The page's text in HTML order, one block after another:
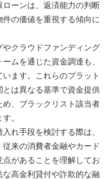
ーンは、返済能力の判断
の価値を重視する傾向に
やクラウドファンディング
ムを通じた資金調達も、
ます。これらのプラット
は異なる基準で資金提供
、ブラックリスト該当者
。
れ手段を検討する際は、
来の消費者金融やカード
があることを理解してお
な高金利貸付や詐欺的な融